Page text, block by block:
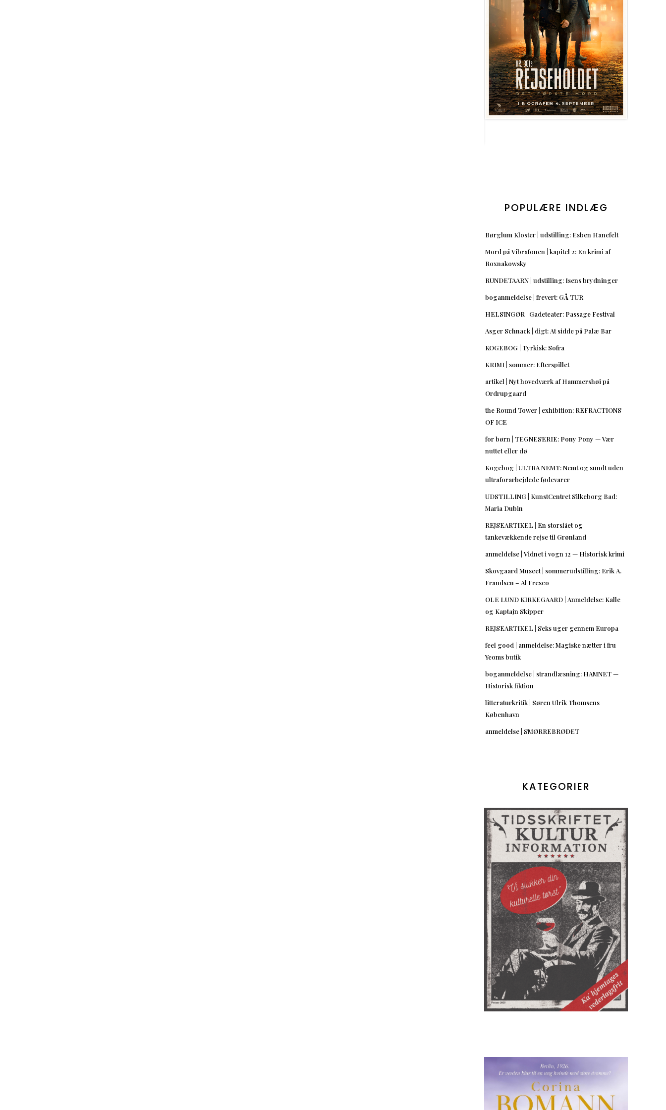
POPULÆRE INDLÆG
Børglum Kloster | udstilling: Esben Hanefelt
Mord på Vibrafonen | kapitel 2: En krimi af
Roxnakowsky
RUNDETAARN | udstilling: Isens brydninger
boganmeldelse | frevert: GÅ TUR
HELSINGØR | Gadeteater: Passage Festival
Asger Schnack | digt: At sidde på Palæ Bar
KOGEBOG | Tyrkisk: Sofra
KRIMI | sommer: Efterspillet
artikel | Nyt hovedværk af Hammershøi på
Ordrupgaard
the Round Tower | exhibition: REFRACTIONS
OF ICE
for børn | TEGNESERIE: Pony Pony — Vær
nuttet eller dø
Kogebog | ULTRA NEMT: Nemt og sundt uden
ultraforarbejdede fødevarer
UDSTILLING | KunstCentret Silkeborg Bad:
Maria Dubin
REJSEARTIKEL | En storslået og
tankevækkende rejse til Grønland
anmeldelse | Vidnet i vogn 12 — Historisk krimi
Skovgaard Museet | sommerudstilling: Erik A.
Frandsen – Al Fresco
OLE LUND KIRKEGAARD | Anmeldelse: Kalle
og Kaptajn Skipper
REJSEARTIKEL | Seks uger gennem Europa
feel good | anmeldelse: Magiske nætter i fru
Yeoms butik
boganmeldelse | strandlæsning: HAMNET —
Historisk fiktion
litteraturkritik | Søren Ulrik Thomsens
København
anmeldelse | SMØRREBRØDET
KATEGORIER